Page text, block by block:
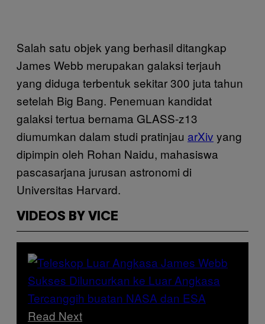
Salah satu objek yang berhasil ditangkap
James Webb merupakan galaksi terjauh
yang diduga terbentuk sekitar 300 juta tahun
setelah Big Bang. Penemuan kandidat
galaksi tertua bernama GLASS-z13
diumumkan dalam studi pratinjau arXiv yang
dipimpin oleh Rohan Naidu, mahasiswa
pascasarjana jurusan astronomi di
Universitas Harvard.
VIDEOS BY VICE
Read Next